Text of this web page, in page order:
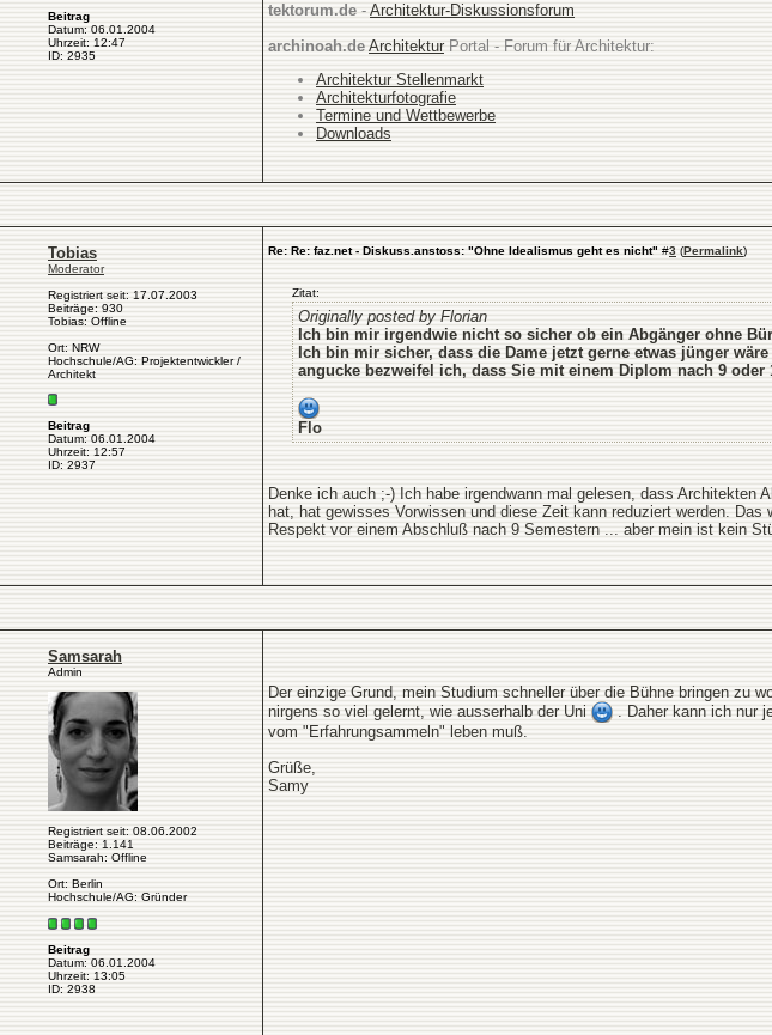
Beitrag
Datum: 06.01.2004
Uhrzeit: 12:47
ID: 2935
tektorum.de - Architektur-Diskussionsforum
archinoah.de Architektur Portal - Forum für Architektur:
Architektur Stellenmarkt
Architekturfotografie
Termine und Wettbewerbe
Downloads
Tobias
Moderator
Registriert seit: 17.07.2003
Beiträge: 930
Tobias: Offline
Ort: NRW
Hochschule/AG: Projektentwickler /
Architekt
Beitrag
Datum: 06.01.2004
Uhrzeit: 12:57
ID: 2937
Re: Re: faz.net - Diskuss.anstoss: "Ohne Idealismus geht es nicht" #3 (Permalink)
Zitat:
Originally posted by Florian
Ich bin mir irgendwie nicht so sicher ob ein Abgänger ohne
Ich bin mir sicher, dass die Dame jetzt gerne etwas jünger
angucke bezweifel ich, dass Sie mit einem Diplom nach 9 oder
Flo
Denke ich auch ;-) Ich habe irgendwann mal gelesen, dass
hat, hat gewisses Vorwissen und diese Zeit kann reduziert werden.
Respekt vor einem Abschluß nach 9 Semestern ... aber mein ist kein
Samsarah
Admin
Registriert seit: 08.06.2002
Beiträge: 1.141
Samsarah: Offline
Ort: Berlin
Hochschule/AG: Gründer
Beitrag
Datum: 06.01.2004
Uhrzeit: 13:05
ID: 2938
Der einzige Grund, mein Studium schneller über die Bühne bringen zu
nirgens so viel gelernt, wie ausserhalb der Uni
. Daher kann ich nur
vom "Erfahrungsammeln" leben muß.
Grüße,
Samy